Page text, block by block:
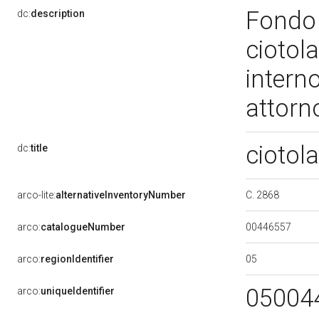
dc:description
dc:title
arco-lite:alternativeInventoryNumber C. 2868
arco:catalogueNumber 00446557
arco:regionIdentifier 05
arco:uniqueIdentifier